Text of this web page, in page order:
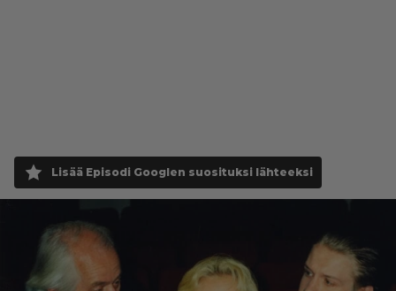
Lisää Episodi Googlen suosituksi lähteeksi